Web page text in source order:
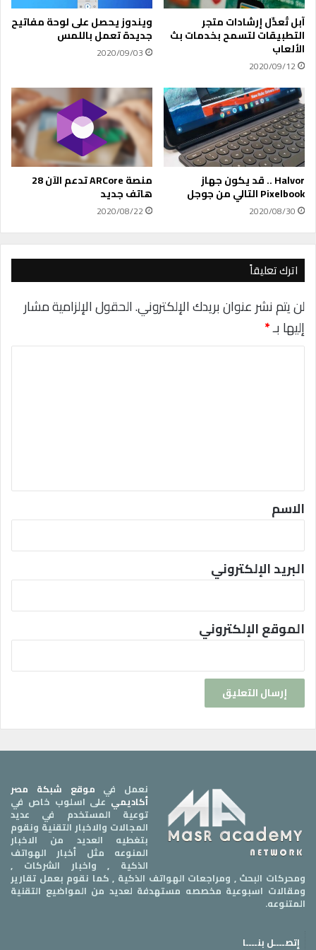
ع
ل
ا
م
ا
ت
ا
ل
ت
ب
و
ي
ب
؟
ص
و
ي
ر
ا
ل
ل
ي
ل
ي
ف
ي
H
O
O
R
X
P
R
O
آبل تُعدِّل إرشادات متجر
التطبيقات لتسمح بخدمات بث
الألعاب
2020/09/12
ويندوز يحصل على لوحة مفاتيح
جديدة تعمل باللمس
2020/09/03
Halvor .. قد يكون جهاز
Pixelbook التالي من جوجل
2020/08/30
منصة ARCore تدعم الآن 28
هاتف جديد
2020/08/22
اترك تعليقاً
لن يتم نشر عنوان بريدك الإلكتروني.الحقول الإلزامية مشار
إليها بـ*
*
الاسم
البريد الإلكتروني
الموقع الإلكتروني
نعمل في موقع شبكة مصر
أكاديميعلى اسلوب خاص في
توعية المستخدم في عديد
المجالات والاخبار التقنية ونقوم
بتغطيه العديد من الاخبار
المنوعه مثل أخبار الهواتف
الذكية , واخبار الشركات ,
ومحركات البحث , ومراجعات الهواتف الذكية , كما نقوم بعمل تقارير
ومقالات اسبوعية مخصصه مستهدفة لعديد من المواضيع التقنية
المتنوعه.
إتصــــل بنــــا